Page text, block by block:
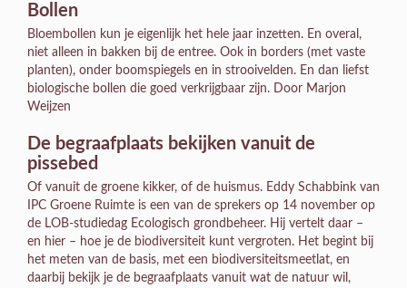
Bollen
Bloembollen kun je eigenlijk het hele jaar inzetten. En overal,
niet alleen in bakken bij de entree. Ook in borders (met vaste
planten), onder boomspiegels en in strooivelden. En dan liefst
biologische bollen die goed verkrijgbaar zijn. Door Marjon
Weijzen
De begraafplaats bekijken vanuit de
pissebed
Of vanuit de groene kikker, of de huismus. Eddy Schabbink van
IPC Groene Ruimte is een van de sprekers op 14 november op
de LOB-studiedag Ecologisch grondbeheer. Hij vertelt daar –
en hier – hoe je de biodiversiteit kunt vergroten. Het begint bij
het meten van de basis, met een biodiversiteitsmeetlat, en
daarbij bekijk je de begraafplaats vanuit wat de natuur wil,